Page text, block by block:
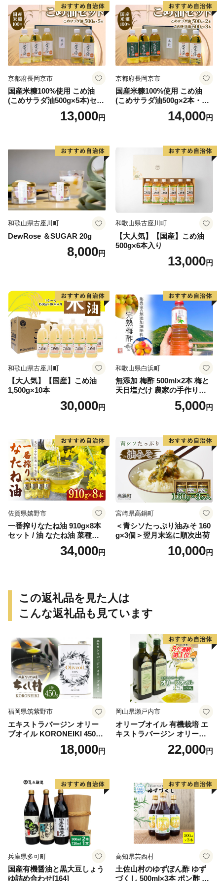
京都府長岡京市
国産米糠100%使用 こめ油
(こめサラダ油500g×5本)セッ
13,000円
京都府長岡京市
国産米糠100%使用 こめ油
(こめサラダ油500g×2本・こ
め胚芽油500g×3本)セット [1
14,000円
和歌山県古座川町
DewRose ＆SUGAR 20g
8,000円
和歌山県古座川町
【大人気】【国産】こめ油
500g×6本入り
13,000円
和歌山県古座川町
【大人気】【国産】こめ油
1,500g×10本
30,000円
和歌山県白浜町
無添加 梅酢 500ml×2本 梅と
天日塩だけ 農家の手作り完
5,000円
佐賀県嬉野市
一番搾りなたね油 910g×8本
セット / 油 なたね油 菜種油
ナタネ【山下製油】 [NBE00
34,000円
宮崎県高鍋町
＜青シソたっぷり油みそ 160
g×3個＞翌月末迄に順次出荷
10,000円
この返礼品を見た人は
こんな返礼品も見ています
福岡県筑紫野市
エキストラバージン オリー
ブオイル KORONEIKI 450g
[筑前たなか油屋 福岡県 筑紫
野市 21760403] 油 食用油 オ
18,000円
岡山県瀬戸内市
オリーブオイル 有機栽培 エ
キストラバージン オリーブ
オイル シングル 2本 セット
オーガニック 調味料 油 オリ
22,000円
兵庫県多可町
国産有機醤油と黒大豆しょう
ゆ詰め合わせ[164]
高知県芸西村
土佐山村のゆずぽん酢 ゆず
づくし 500ml×3本 ポン酢 ポ